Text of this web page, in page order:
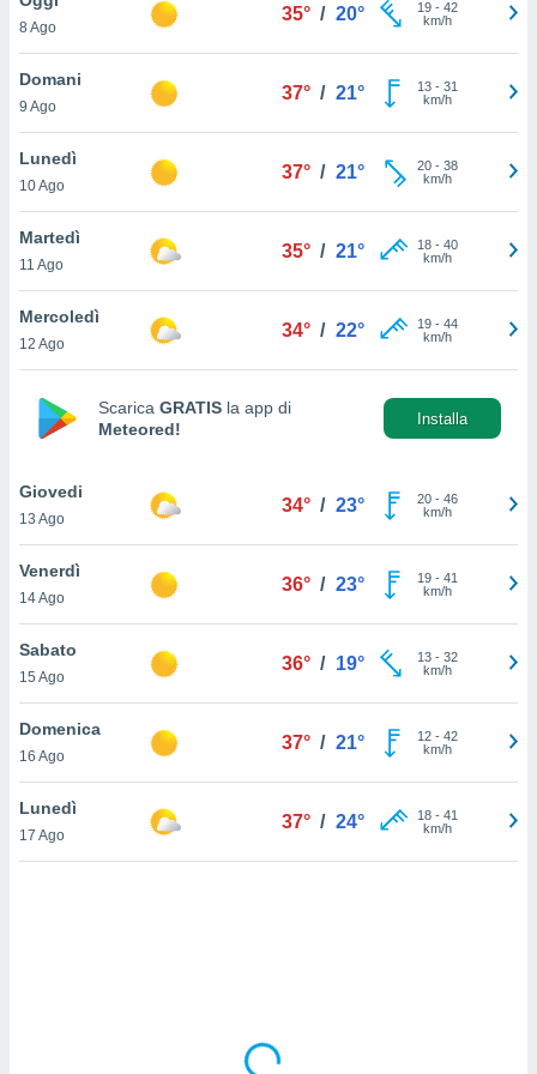
è
al sito
di
ci
di
il
un
la
nella
cookie
il tuo
in
a piè
del
8 Ago
35° / 20° 19- 42
km/h
Domani
9 Ago
37° / 21° 13- 31
km/h
Lunedì
10 Ago
37° / 21° 20- 38
km/h
Martedì
11 Ago
35° / 21° 18- 40
km/h
Mercoledì
12 Ago
34° / 22° 19- 44
km/h
Scarica GRATIS la app di
Meteored!
Installa
Giovedi
13 Ago
34° / 23° 20- 46
km/h
Venerdì
14 Ago
36° / 23° 19- 41
km/h
Sabato
15 Ago
36° / 19° 13- 32
km/h
Domenica
16 Ago
37° / 21° 12- 42
km/h
Lunedì
17 Ago
37° / 24° 18- 41
km/h